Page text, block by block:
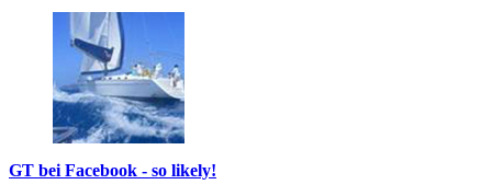
GT bei Facebook - so likely!